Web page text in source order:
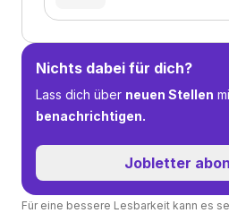
Nichts dabei für dich?
Lass dich über neuen Stellen
benachrichtigen.
Jobletter
Für eine bessere Lesbarkeit kann es